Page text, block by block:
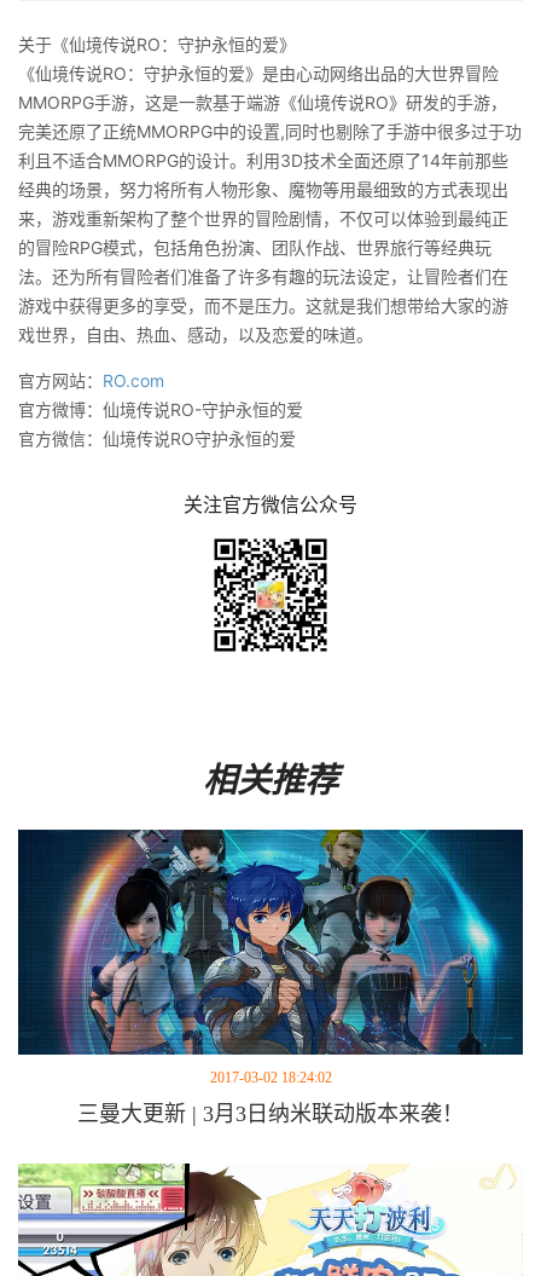
关于《仙境传说RO：守护永恒的爱》
《仙境传说RO：守护永恒的爱》是由心动网络出品的大世界冒险
MMORPG手游，这是一款基于端游《仙境传说RO》研发的手游，
完美还原了正统MMORPG中的设置,同时也剔除了手游中很多过于功
利且不适合MMORPG的设计。利用3D技术全面还原了14年前那些
经典的场景，努力将所有人物形象、魔物等用最细致的方式表现出
来，游戏重新架构了整个世界的冒险剧情，不仅可以体验到最纯正
的冒险RPG模式，包括角色扮演、团队作战、世界旅行等经典玩
法。还为所有冒险者们准备了许多有趣的玩法设定，让冒险者们在
游戏中获得更多的享受，而不是压力。这就是我们想带给大家的游
戏世界，自由、热血、感动，以及恋爱的味道。
官方网站： RO.com
官方微博：仙境传说RO-守护永恒的爱
官方微信：仙境传说RO守护永恒的爱
关注官方微信公众号
相关推荐
2017-03-02 18:24:02
三曼大更新 | 3月3日纳米联动版本来袭！